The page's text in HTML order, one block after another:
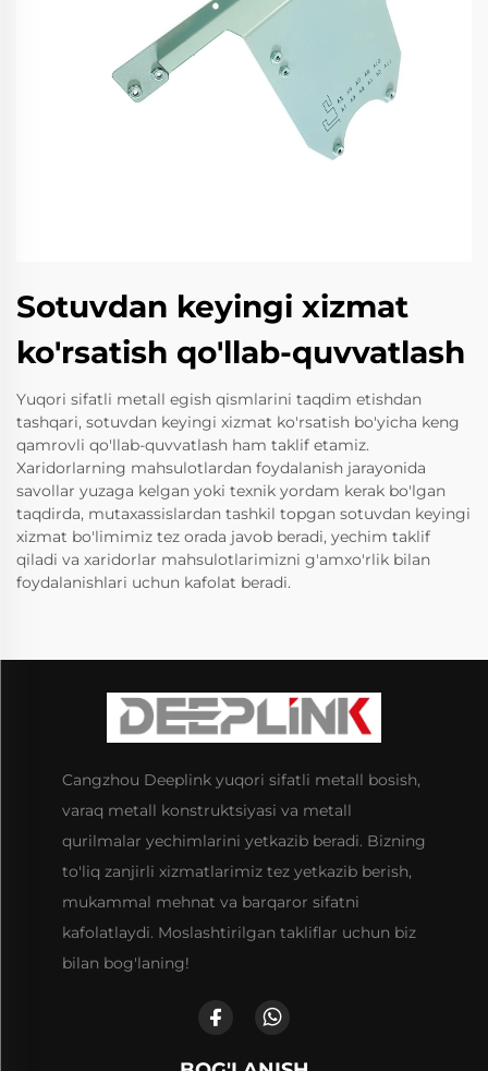
Sotuvdan keyingi xizmat
ko'rsatish qo'llab-quvvatlash
Yuqori sifatli metall egish qismlarini taqdim etishdan
tashqari, sotuvdan keyingi xizmat ko'rsatish bo'yicha keng
qamrovli qo'llab-quvvatlash ham taklif etamiz.
Xaridorlarning mahsulotlardan foydalanish jarayonida
savollar yuzaga kelgan yoki texnik yordam kerak bo'lgan
taqdirda, mutaxassislardan tashkil topgan sotuvdan keyingi
xizmat bo'limimiz tez orada javob beradi, yechim taklif
qiladi va xaridorlar mahsulotlarimizni g'amxo'rlik bilan
foydalanishlari uchun kafolat beradi.
Cangzhou Deeplink yuqori sifatli metall bosish,
varaq metall konstruktsiyasi va metall
qurilmalar yechimlarini yetkazib beradi. Bizning
to'liq zanjirli xizmatlarimiz tez yetkazib berish,
mukammal mehnat va barqaror sifatni
kafolatlaydi. Moslashtirilgan takliflar uchun biz
bilan bog'laning!